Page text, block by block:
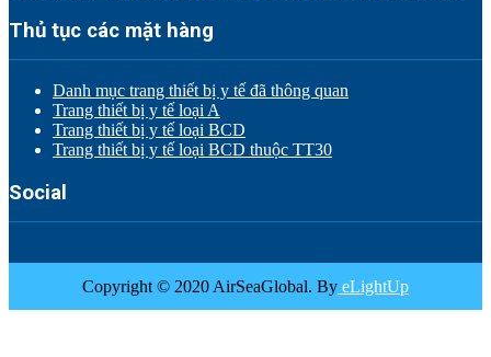
Thủ tục các mặt hàng
Danh mục trang thiết bị y tế đã thông quan
Trang thiết bị y tế loại A
Trang thiết bị y tế loại BCD
Trang thiết bị y tế loại BCD thuộc TT30
Social
Copyright © 2020 AirSeaGlobal. By eLightUp